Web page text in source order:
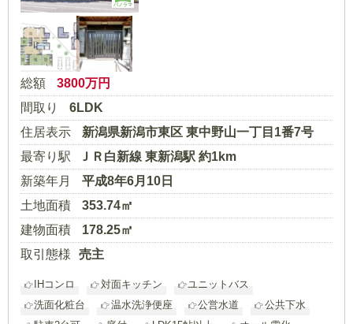
パノラマ
総額 3800万円
間取り
6LDK
住居表示
新潟県新潟市東区 東中野山一丁目1番7号
最寄り駅
ＪＲ白新線 東新潟駅 約1km
新築年月
平成8年6月10日
土地面積
353.74㎡
建物面積
178.25㎡
取引態様
売主
IHコンロ 対面キッチン
ユニットバス
洗面化粧台
温水洗浄便座 公営水道
公共下水